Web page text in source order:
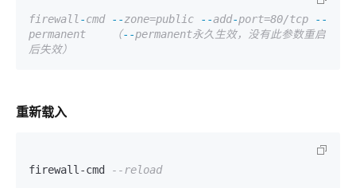
firewall -cmd --zone=public --add-port=80/tcp
--
permanent    （--permanent永久生效，没有此参数重启
后失效）
重新载入
firewall-cmd --reload